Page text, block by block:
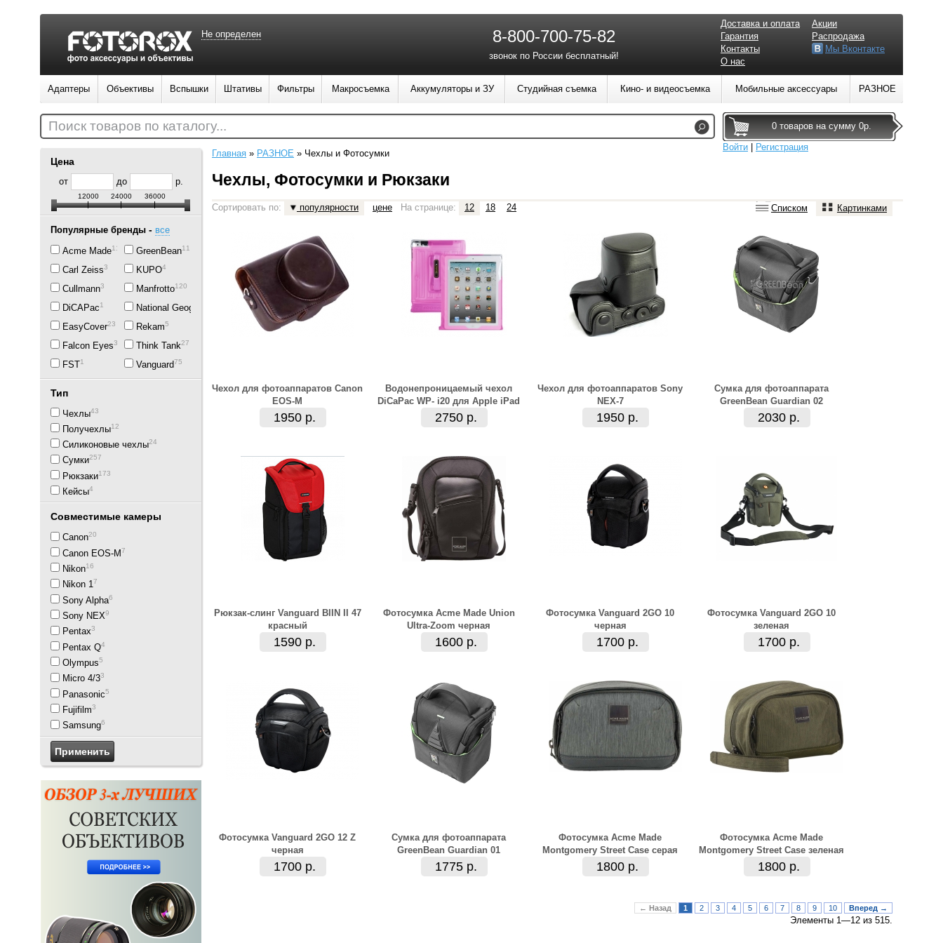
Цена
от до р.
12000 24000 36000
Популярные бренды - все
Acme Made11
Carl Zeiss3
Cullmann3
DiCAPac1
EasyCover23
Falcon Eyes3
FST1
GreenBean11
KUPO4
Manfrotto120
National Geographic
Rekam5
Think Tank27
Vanguard75
Тип
Чехлы43
Получехлы12
Силиконовые чехлы24
Сумки257
Рюкзаки173
Кейсы4
Совместимые камеры
Canon20
Canon EOS-M7
Nikon16
Nikon 17
Sony Alpha6
Sony NEX9
Pentax3
Pentax Q4
Olympus5
Micro 4/33
Panasonic5
Fujifilm3
Samsung6
Главная » РАЗНОЕ » Чехлы и Фотосумки
Чехлы, Фотосумки и Рюкзаки
Сортировать по: популярности цене На странице: 12 18 24 Списком Картинками
Чехол для фотоаппаратов Canon
EOS-M
1950 р.
Водонепроницаемый чехол
DiCaPac WP- i20 для Apple iPad
2750 р.
Чехол для фотоаппаратов Sony
NEX-7
1950 р.
Сумка для фотоаппарата
GreenBean Guardian 02
2030 р.
Рюкзак-слинг Vanguard BIIN II 47
красный
1590 р.
Фотосумка Acme Made Union
Ultra-Zoom черная
1600 р.
Фотосумка Vanguard 2GO 10
черная
1700 р.
Фотосумка Vanguard 2GO 10
зеленая
1700 р.
Фотосумка Vanguard 2GO 12 Z
черная
1700 р.
Сумка для фотоаппарата
GreenBean Guardian 01
1775 р.
Фотосумка Acme Made
Montgomery Street Case серая
1800 р.
Фотосумка Acme Made
Montgomery Street Case зеленая
1800 р.
← Назад 1 2 3 4 5 6 7 8 9 10 Вперед →
Элементы 1—12 из 515.
Не определен 8-800-700-75-82
звонок по России бесплатный!
Доставка и оплата
Гарантия
Контакты
О нас
Акции
Распродажа
Мы Вконтакте
Адаптеры Объективы Вспышки Штативы Фильтры Макросъемка Аккумуляторы и ЗУ Студийная съемка Кино- и видеосъемка Мобильные аксессуары РАЗНОЕ
0 товаров на сумму 0р.
Войти
Регистрация
Поиск товаров по каталогу...